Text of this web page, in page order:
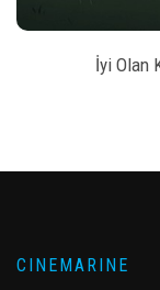
İyi Olan
CINEMARINE